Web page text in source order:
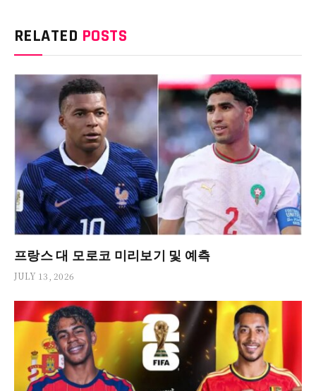
RELATED POSTS
프랑스 대 모로코 미리보기 및 예측
JULY 13, 2026